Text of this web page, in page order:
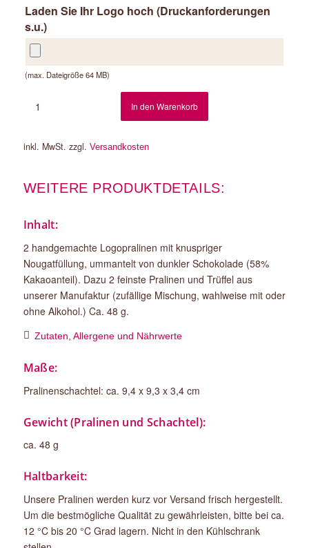
Laden Sie Ihr Logo hoch (Druckanforderungen
s.u.)
(max. Dateigröße 64 MB)
In den Warenkorb
inkl. MwSt. zzgl. Versandkosten
WEITERE PRODUKTDETAILS:
Inhalt:
2 handgemachte Logopralinen mit knuspriger
Nougatfüllung, ummantelt von dunkler Schokolade (58%
Kakaoanteil). Dazu 2 feinste Pralinen und Trüffel aus
unserer Manufaktur (zufällige Mischung, wahlweise mit oder
ohne Alkohol.) Ca. 48 g.
Zutaten, Allergene und Nährwerte
Maße:
Pralinenschachtel: ca. 9,4 x 9,3 x 3,4 cm
Gewicht (Pralinen und Schachtel):
ca. 48 g
Haltbarkeit:
Unsere Pralinen werden kurz vor Versand frisch hergestellt.
Um die bestmögliche Qualität zu gewährleisten, bitte bei ca.
12 °C bis 20 °C Grad lagern. Nicht in den Kühlschrank